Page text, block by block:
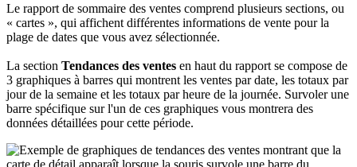
Le rapport de sommaire des ventes comprend plusieurs sections, ou
« cartes », qui affichent différentes informations de vente pour la
plage de dates que vous avez sélectionnée.
La section Tendances des ventes en haut du rapport se compose de
3 graphiques à barres qui montrent les ventes par date, les totaux par
jour de la semaine et les totaux par heure de la journée. Survoler une
barre spécifique sur l'un de ces graphiques vous montrera des
données détaillées pour cette période.